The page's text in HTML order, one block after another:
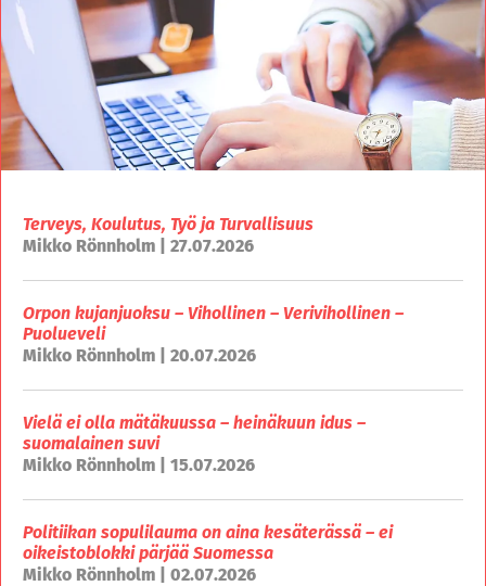
Terveys, Koulutus, Työ ja Turvallisuus
Mikko Rönnholm | 27.07.2026
Orpon kujanjuoksu – Vihollinen – Verivihollinen –
Puolueveli
Mikko Rönnholm | 20.07.2026
Vielä ei olla mätäkuussa – heinäkuun idus –
suomalainen suvi
Mikko Rönnholm | 15.07.2026
Politiikan sopulilauma on aina kesäterässä – ei
oikeistoblokki pärjää Suomessa
Mikko Rönnholm | 02.07.2026